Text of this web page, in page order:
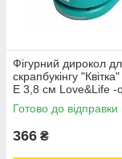
Фігурний дирокол
скрапбукінгу
E 3,8 см Love&Life -
multimarket-
Готово до відправки
366 ₴